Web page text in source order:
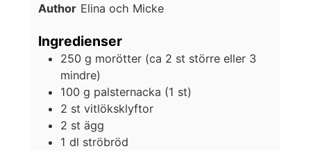
Author Elina och Micke
Ingredienser
250 g morötter (ca 2 st större eller 3
mindre)
100 g palsternacka (1 st)
2 st vitlöksklyftor
2 st ägg
1 dl ströbröd